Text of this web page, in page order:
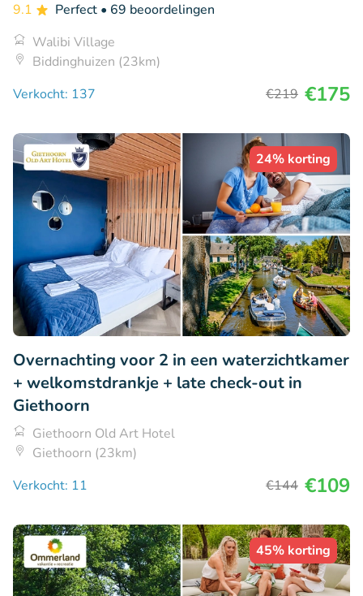
9.1 Perfect • 69 beoordelingen
Walibi Village
Biddinghuizen (23km)
Verkocht: 137
€219 €175
24% korting
Overnachting voor 2 in een waterzichtkamer
+ welkomstdrankje + late check-out in
Giethoorn
Giethoorn Old Art Hotel
Giethoorn (23km)
Verkocht: 11
€144 €109
45% korting